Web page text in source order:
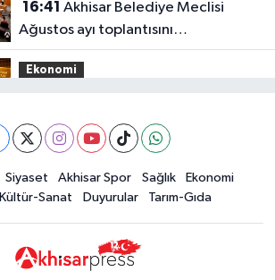
16:41
Ağustos ayı toplantısını
gerçekleştirdi
Ekonomi
15:02Akhisar'da sıcak hava etkisini
sürdürüyor! İşte 5 günlük hava
Güncel
14:53
Siyaset Akhisar Spor Sağlık
Ekonomi
Kültür-Sanat Duyurular Tarım-Gıda